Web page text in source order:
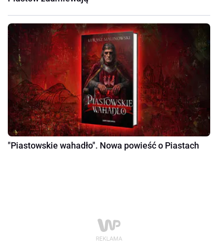
"Piastowskie wahadło". Nowa powieść o Piastach